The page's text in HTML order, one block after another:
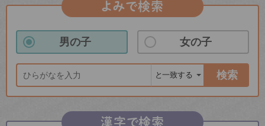
よみで検索
男の子 女の子
検索
漢字で検索